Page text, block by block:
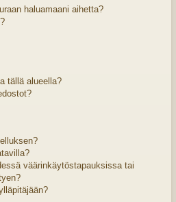
haluamaani aihetta?
tällä alueella?
väärinkäytöstapauksissa tai